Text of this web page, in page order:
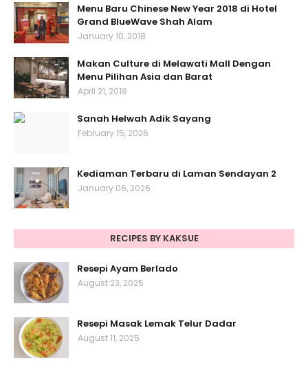
Menu Baru Chinese New Year 2018 di Hotel
Grand BlueWave Shah Alam
January 10, 2018
Makan Culture di Melawati Mall Dengan
Menu Pilihan Asia dan Barat
April 21, 2018
Sanah Helwah Adik Sayang
February 15, 2026
Kediaman Terbaru di Laman Sendayan 2
January 06, 2026
RECIPES BY KAKSUE
Resepi Ayam Berlado
August 23, 2025
Resepi Masak Lemak Telur Dadar
August 11, 2025